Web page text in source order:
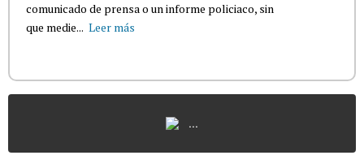
comunicado de prensa o un informe policiaco, sin
que medie... Leer más
...